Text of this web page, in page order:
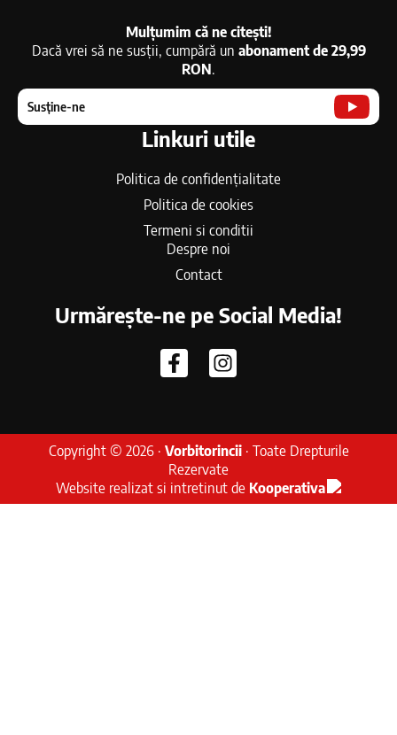
Mulțumim că ne citești!
Dacă vrei să ne susții, cumpără un abonament de 29,99
RON.
Susține-ne
Linkuri utile
Politica de confidențialitate
Politica de cookies
Termeni si conditii
Despre noi
Contact
Urmărește-ne pe Social Media!
Copyright © 2026 · Vorbitorincii· Toate Drepturile
Rezervate
Website realizat si intretinut de Kooperativa